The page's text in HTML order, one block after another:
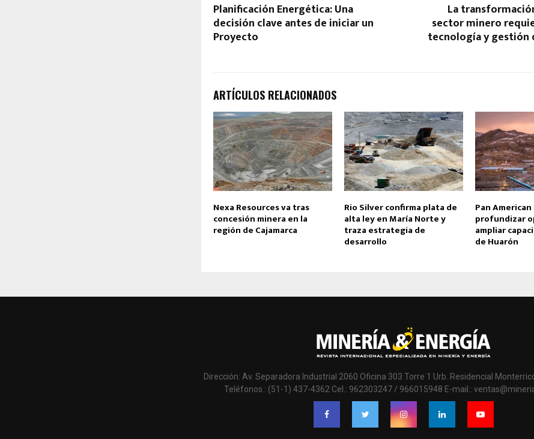
Planificación Energética: Una
decisión clave antes de iniciar un
Proyecto
La
sector minero
tecnología y gestión
ARTÍCULOS RELACIONADOS
Nexa Resources va tras
concesión minera en la
región de Cajamarca
Rio Silver confirma plata de
alta ley en María Norte y
traza estrategia de
desarrollo
Pan American
profundizar
ampliar
de Huarón
Dirección: Av. Separadora Industrial 2060 Oficina 303 Torre 1 Urb. Residencial
Teléfonos.: (51-1) 437-4362 Cel.: 962303247 / 966015948 E-mail.: